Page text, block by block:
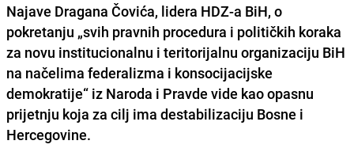
Najave Dragana Čovića, lidera HDZ-a BiH, o
pokretanju „svih pravnih procedura i političkih koraka
za novu institucionalnu i teritorijalnu organizaciju BiH
na načelima federalizma i konsocijacijske
demokratije“ iz Naroda i Pravde vide kao opasnu
prijetnju koja za cilj ima destabilizaciju Bosne i
Hercegovine.